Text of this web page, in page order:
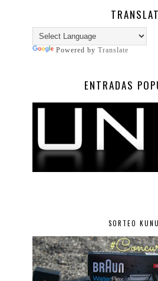
Powered by Translate
ENTRADAS
SORTEO